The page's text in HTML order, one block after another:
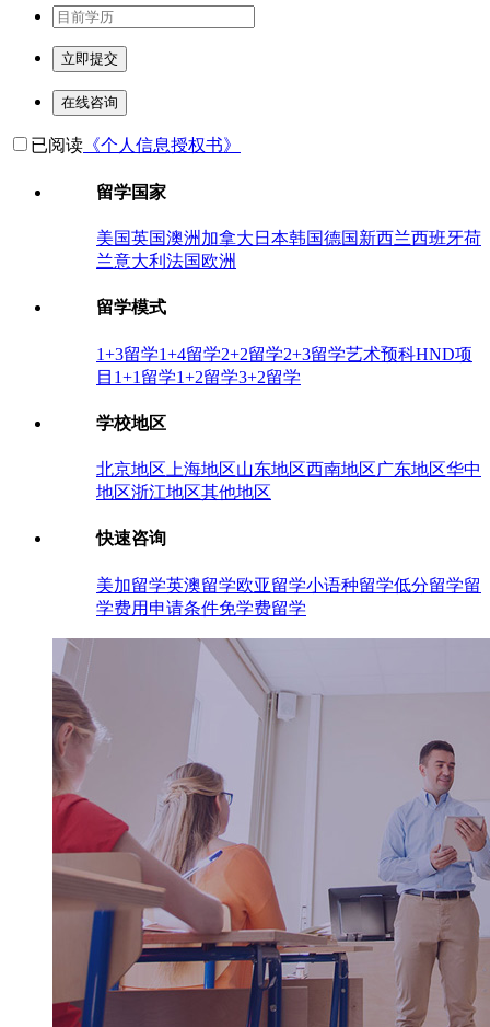
立即提交
在线咨询
已阅读 《个人信息授权书》
留学国家
美国英国澳洲 加拿大 日本韩国德国新西兰西班牙荷
兰意大利 法国欧洲
留学模式
1+3留学1+4留学2+2留学2+3留学艺术预科HND项
目 1+1留学1+2留学3+2留学
学校地区
北京地区 上海地区山东地区西南地区广东地区华中
地区浙江地区其他地区
快速咨询
美加留学英澳留学欧亚留学小语种留学低分留学留
学费用 申请条件免学费留学